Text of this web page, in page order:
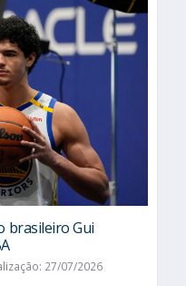
brasileiro Gui
27/07/2026